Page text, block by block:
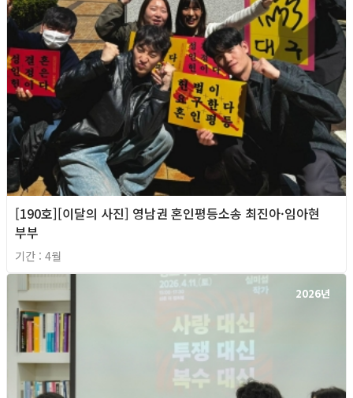
[190호][이달의 사진] 영남권 혼인평등소송 최진아·임아현
부부
기간 : 4월
2026년